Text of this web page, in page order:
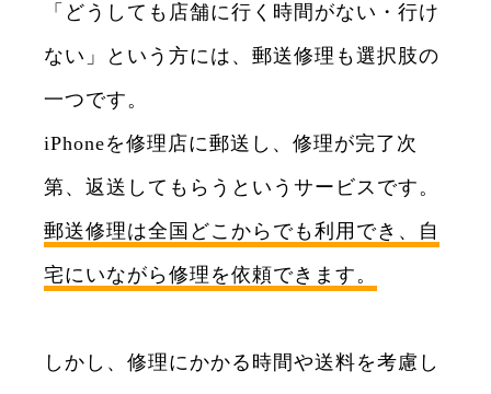
「どうしても店舗に行く時間がない・行け
ない」という方には、郵送修理も選択肢の
一つです。
iPhoneを修理店に郵送し、修理が完了次
第、返送してもらうというサービスです。
郵送修理は全国どこからでも利用でき、自
宅にいながら修理を依頼できます。
しかし、修理にかかる時間や送料を考慮し